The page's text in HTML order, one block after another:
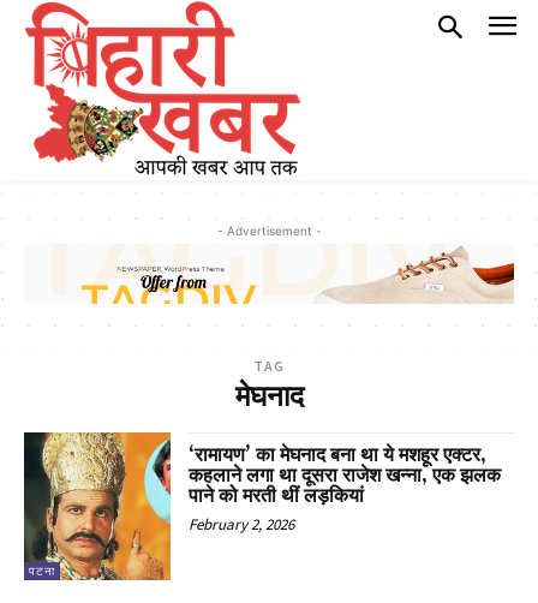
- Advertisement -
TAG
मेघनाद
पटना
‘रामायण’ का मेघनाद बना था ये मशहूर एक्टर,
कहलाने लगा था दूसरा राजेश खन्ना, एक झलक
पाने को मरती थीं लड़कियां
February 2, 2026